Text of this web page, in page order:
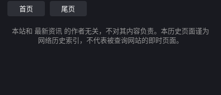
首页
尾页
本站和 最新资讯 的作者无关，不对其内容负责。本历史页面谨为
网络历史索引，不代表被查询网站的即时页面。